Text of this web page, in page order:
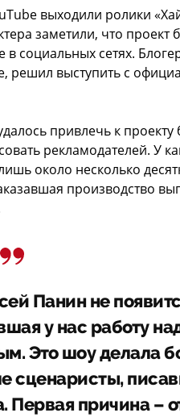
выходили ролики
заметили, что проект
социальных сетях.
решил выступить с
привлечь к
рекламодателей. У
около несколько
производство
Панин не
у нас работу
Это шоу делала
сценаристы,
Первая причина –